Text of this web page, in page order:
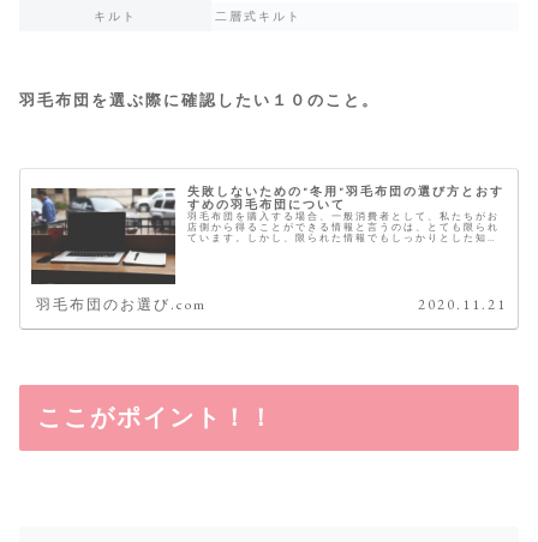
キルト
二層式キルト
羽毛布団を選ぶ際に確認したい１０のこと。
失敗しないための"冬用"羽毛布団の選び方とおす
すめの羽毛布団について
羽毛布団を購入する場合、一般消費者として、私たちがお
店側から得ることができる情報と言うのは、とても限られ
ています。しかし、限られた情報でもしっかりとした知識
羽毛布団のお選び.com 2020.11.21
ここがポイント！！